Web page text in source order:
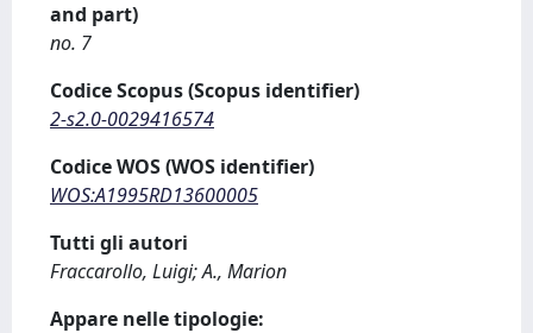
and part)
no. 7
Codice Scopus (Scopus identifier)
2-s2.0-0029416574
Codice WOS (WOS identifier)
WOS:A1995RD13600005
Tutti gli autori
Fraccarollo, Luigi; A., Marion
Appare nelle tipologie: